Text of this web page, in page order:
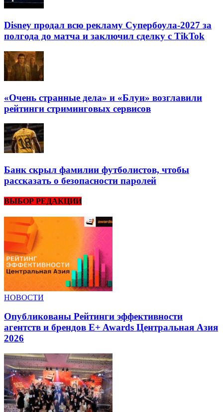
Disney продал всю рекламу Супербоула-2027 за
полгода до матча и заключил сделку с TikTok
«Очень странные дела» и «Блуи» возглавили
рейтинги стриминговых сервисов
Банк скрыл фамилии футболистов, чтобы
рассказать о безопасности паролей
ВЫБОР РЕДАКЦИИ
НОВОСТИ
Опубликованы Рейтинги эффективности
агентств и брендов E+ Awards Центральная Азия
2026